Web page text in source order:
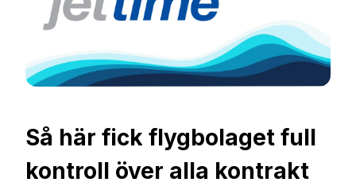
Så här fick flygbolaget full
kontroll över alla kontrakt